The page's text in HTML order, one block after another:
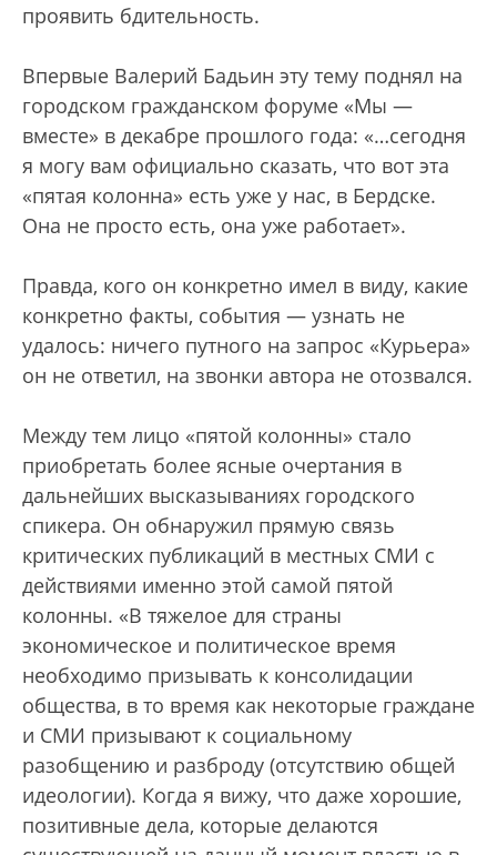
проявить бдительность.
Впервые Валерий Бадьин эту тему поднял на
городском гражданском форуме «Мы —
вместе» в декабре прошлого года: «…сегодня
я могу вам официально сказать, что вот эта
«пятая колонна» есть уже у нас, в Бердске.
Она не просто есть, она уже работает».
Правда, кого он конкретно имел в виду, какие
конкретно факты, события — узнать не
удалось: ничего путного на запрос «Курьера»
он не ответил, на звонки автора не отозвался.
Между тем лицо «пятой колонны» стало
приобретать более ясные очертания в
дальнейших высказываниях городского
спикера. Он обнаружил прямую связь
критических публикаций в местных СМИ с
действиями именно этой самой пятой
колонны. «В тяжелое для страны
экономическое и политическое время
необходимо призывать к консолидации
общества, в то время как некоторые граждане
и СМИ призывают к социальному
разобщению и разброду (отсутствию общей
идеологии). Когда я вижу, что даже хорошие,
позитивные дела, которые делаются